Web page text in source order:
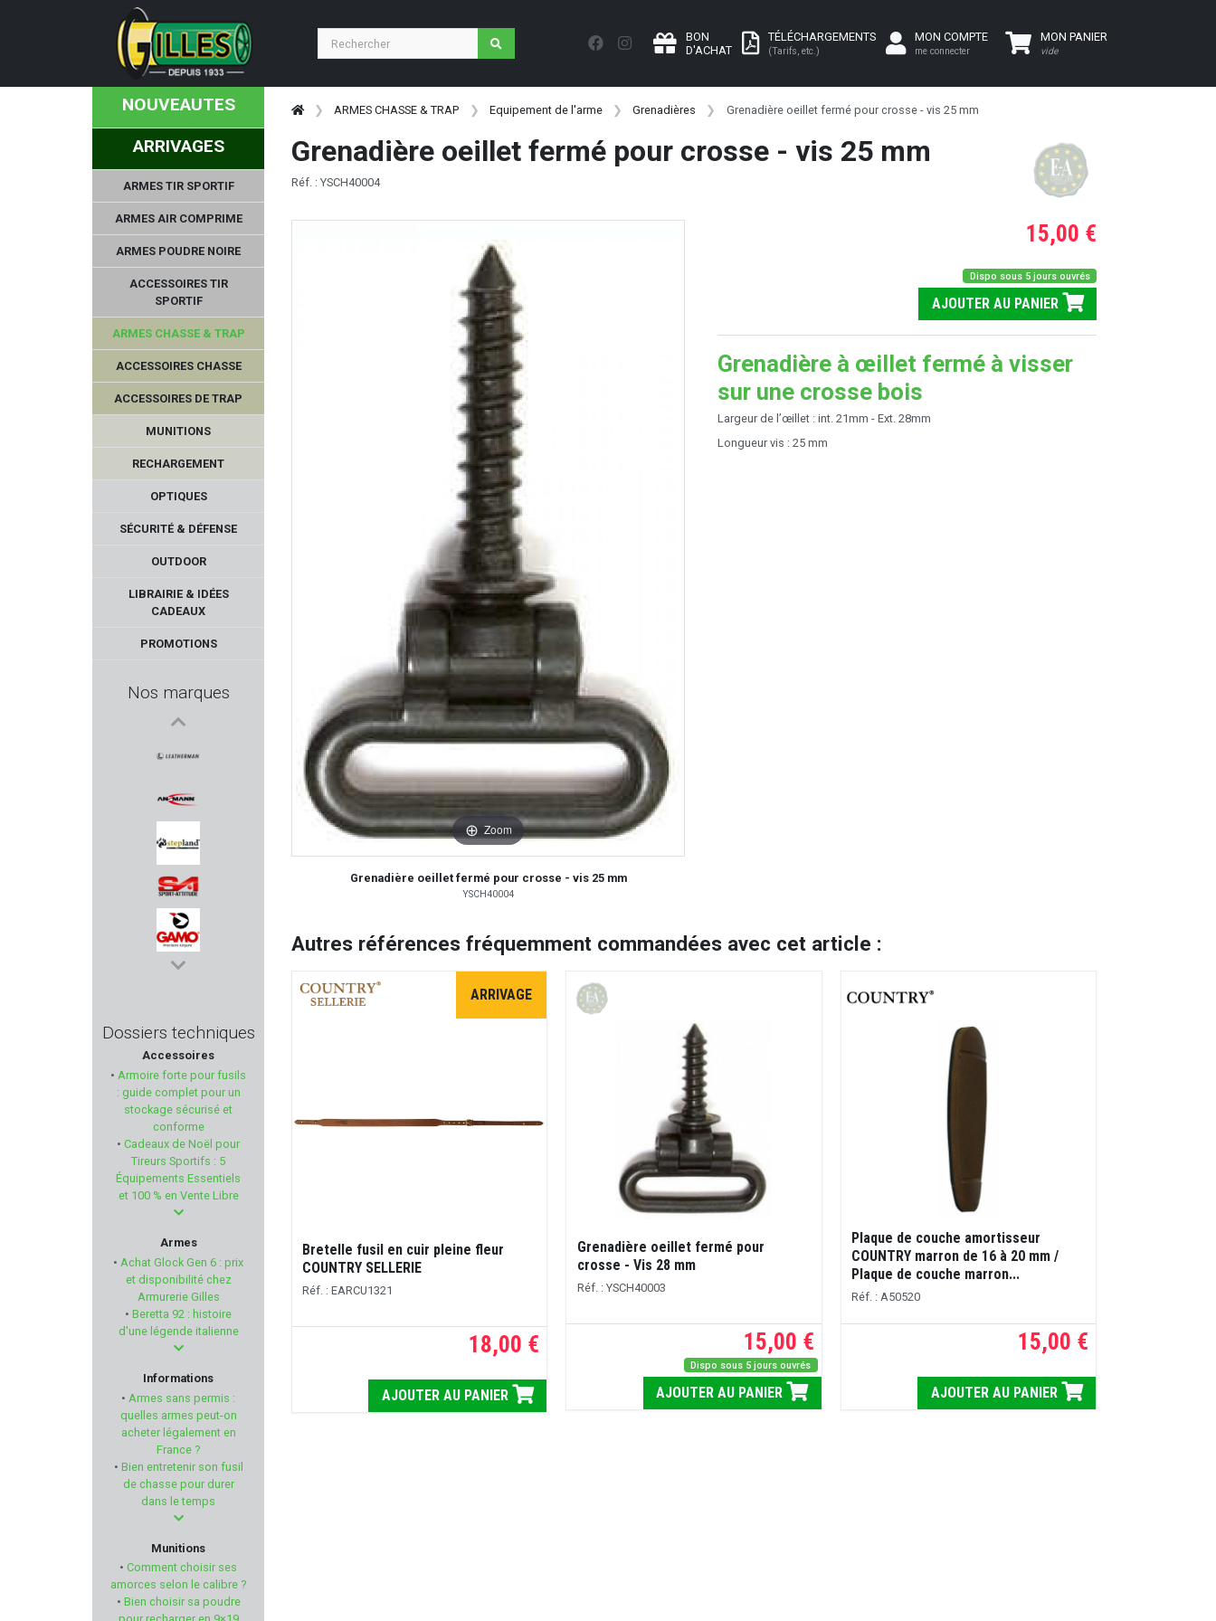
BON
D'ACHAT
TÉLÉCHARGEMENTS
(Tarifs, etc.)
MON COMPTE
me connecter
MON PANIER
vide
NOUVEAUTES
ARRIVAGES
ARMES TIR SPORTIF
ARMES AIR COMPRIME
ARMES POUDRE NOIRE
ACCESSOIRES TIR
SPORTIF
ARMES CHASSE & TRAP
ACCESSOIRES CHASSE
ACCESSOIRES DE TRAP
MUNITIONS
RECHARGEMENT
OPTIQUES
SÉCURITÉ & DÉFENSE
OUTDOOR
LIBRAIRIE & IDÉES
CADEAUX
PROMOTIONS
Nos marques
ROME
LEATHERMAN
ANSMANN
STEPLAND
SA SPORT ATTITUDE
GAMO
KAHLES
BALLISTOL
NORINCO
BEEMAN
ZEISS
ESP
MIL-TEC
TIKKA
VORTEX OPTICS
WD40
Dossiers techniques
Accessoires
• Armoire forte pour fusils
: guide complet pour un
stockage sécurisé et
conforme
• Cadeaux de Noël pour
Tireurs Sportifs : 5
Équipements Essentiels
et 100 % en Vente Libre
Armes
• Achat Glock Gen 6 : prix
et disponibilité chez
Armurerie Gilles
• Beretta 92 : histoire
d'une légende italienne
Informations
• Armes sans permis :
quelles armes peut-on
acheter légalement en
France ?
• Bien entretenir son fusil
de chasse pour durer
dans le temps
Munitions
• Comment choisir ses
amorces selon le calibre ?
• Bien choisir sa poudre
ARMES CHASSE & TRAP Equipement de l'arme Grenadières Grenadière oeillet fermé pour crosse - vis 25 mm
Grenadière oeillet fermé pour crosse - vis 25 mm
Réf. : YSCH40004
Zoom
Grenadière oeillet fermé pour crosse - vis 25 mm
YSCH40004
15,00 €
Dispo sous 5 jours ouvrés
AJOUTER AU PANIER
Grenadière à œillet fermé à visser
sur une crosse bois
Largeur de l’œillet : int. 21mm - Ext. 28mm
Longueur vis : 25 mm
Autres références fréquemment commandées avec cet article :
ARRIVAGE
Bretelle fusil en cuir pleine fleur
COUNTRY SELLERIE
Réf. : EARCU1321
18,00 €
AJOUTER AU PANIER
Grenadière oeillet fermé pour
crosse - Vis 28 mm
Réf. : YSCH40003
15,00 €
Dispo sous 5 jours ouvrés
AJOUTER AU PANIER
Plaque de couche amortisseur
COUNTRY marron de 16 à 20 mm /
Plaque de couche marron...
Réf. : A50520
15,00 €
AJOUTER AU PANIER